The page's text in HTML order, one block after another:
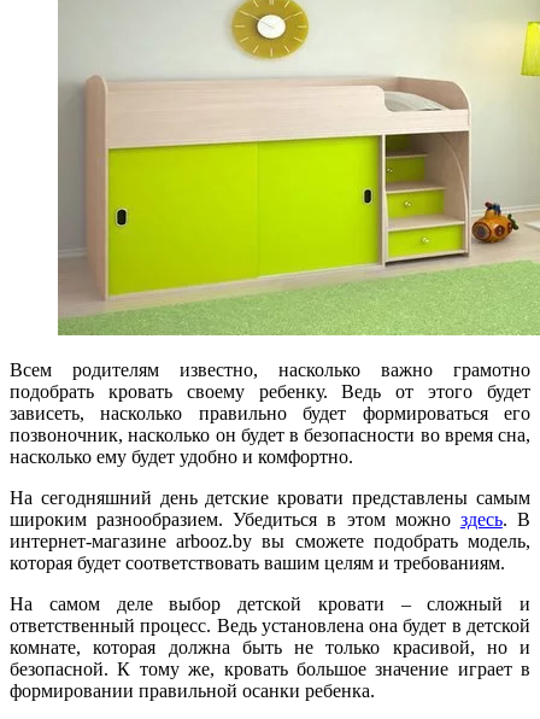
Всем родителям известно, насколько важно грамотно
подобрать кровать своему ребенку. Ведь от этого будет
зависеть, насколько правильно будет формироваться его
позвоночник, насколько он будет в безопасности во время сна,
насколько ему будет удобно и комфортно.
На сегодняшний день детские кровати представлены самым
широким разнообразием. Убедиться в этом можно здесь. В
интернет-магазине arbooz.by вы сможете подобрать модель,
которая будет соответствовать вашим целям и требованиям.
На самом деле выбор детской кровати – сложный и
ответственный процесс. Ведь установлена она будет в детской
комнате, которая должна быть не только красивой, но и
безопасной. К тому же, кровать большое значение играет в
формировании правильной осанки ребенка.